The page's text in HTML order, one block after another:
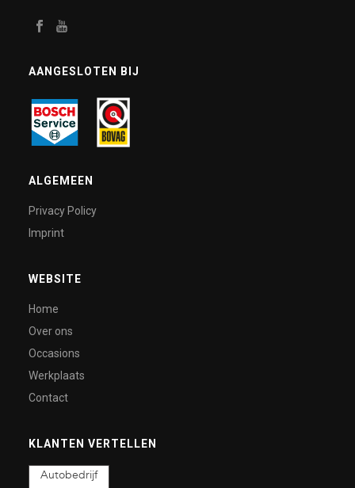
AANGESLOTEN BIJ
ALGEMEEN
Privacy Policy
Imprint
WEBSITE
Home
Over ons
Occasions
Werkplaats
Contact
KLANTEN VERTELLEN
Autobedrijf